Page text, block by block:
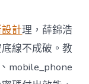
計理，薛錦浩
線不成破。教
mobile_phone